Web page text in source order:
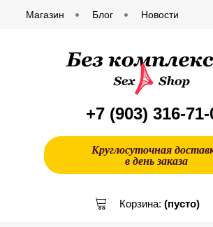
Магазин Блог Новости
+7 (903) 316-71-
Круглосуточная
в день заказа
Корзина: (пусто)